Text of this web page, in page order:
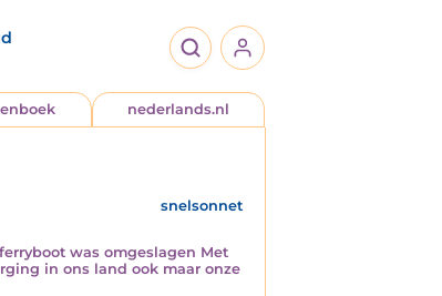
nederlands.nl
snelsonnet
was omgeslagen Met
in ons land ook maar onze